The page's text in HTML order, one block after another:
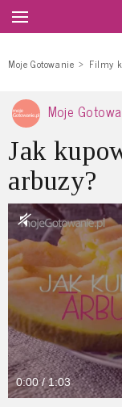
Moje Gotowanie Filmy
Moje
Jak
arbuzy?
0:00 / 1:03